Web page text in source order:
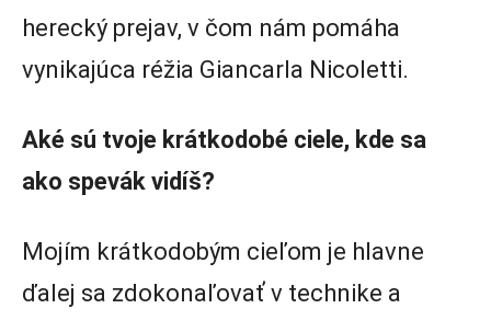
herecký prejav, v čom nám pomáha
vynikajúca réžia Giancarla Nicoletti.
Aké sú tvoje krátkodobé ciele, kde sa
ako spevák vidíš?
Mojím krátkodobým cieľom je hlavne
ďalej sa zdokonaľovať v technike a